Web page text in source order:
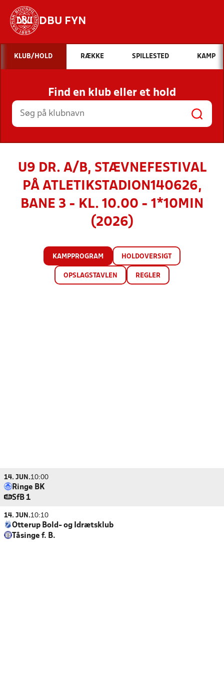
DBU FYN
Hvad vil du søge efter?
INDHOLD OG NYHEDER
STILLINGER, RESULTATER, KLUBBER OG
HOLD
KLUB/HOLD RÆKKE SPILLESTED KAMP
Find en klub eller et hold
U9 DR. A/B, STÆVNEFESTIVAL
PÅ ATLETIKSTADION140626,
BANE 3 - KL. 10.00 - 1*10MIN
(2026)
KAMPPROGRAM HOLDOVERSIGT
OPSLAGSTAVLEN REGLER
14. JUN.10:00
Ringe BK
SfB 1
14. JUN.10:10
Otterup Bold- og Idrætsklub
Tåsinge f. B.